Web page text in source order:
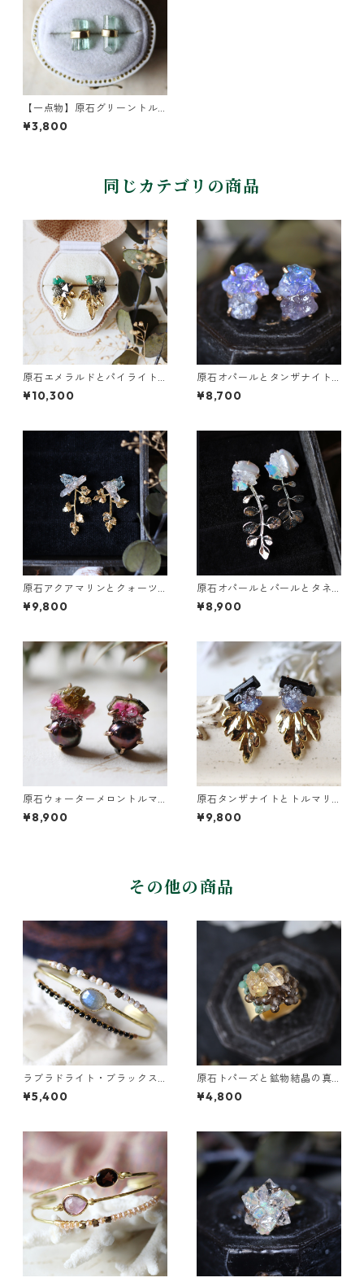
【一点物】原石グリーントル
マリンのピアス
¥3,800
同じカテゴリの商品
原石エメラルドとパイライト
とクレマチスの葉ピアス
¥10,300
原石オパールとタンザナイト
のピアス
¥8,700
原石アクアマリンとクォーツ
とカニクサの葉ピアス
¥9,800
原石オパールとパールとタネ
ツケバナの葉ピアス
¥8,900
原石ウォーターメロントルマ
リンとパールのピアス
¥8,900
原石タンザナイトとトルマリ
ンとクレマチスの葉ピアス
¥9,800
その他の商品
ラブラドライト・ブラックス
ピネル・パールの3連バングル
¥5,400
原石トパーズと鉱物結晶の真
鍮幅広イヤーカフ
¥4,800